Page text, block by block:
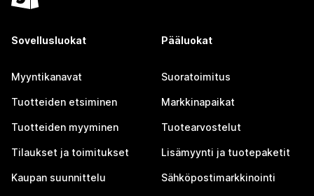
Sovellusluokat
Myyntikanavat
Tuotteiden etsiminen
Tuotteiden myyminen
Tilaukset ja toimitukset
Kaupan suunnittelu
Pääluokat
Suoratoimitus
Markkinapaikat
Tuotearvostelut
Lisämyynti ja tuotepaketit
Sähköpostimarkkinointi